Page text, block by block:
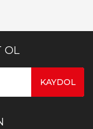
OL
KAYDOL